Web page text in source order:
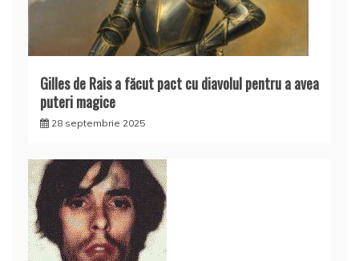
Gilles de Rais a făcut pact cu diavolul pentru a avea
puteri magice
28 septembrie 2025